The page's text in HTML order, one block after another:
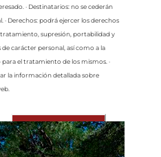
· Destinatarios: no se cederán
· Derechos: podrá ejercer los derechos
supresión, portabilidad y
carácter personal, así como a la
el tratamiento de los mismos. ·
la información detallada sobre
Enviar